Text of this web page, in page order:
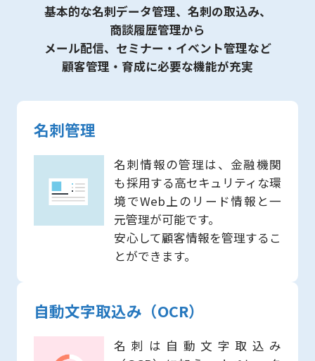
基本的な名刺データ管理、名刺の取込み、
商談履歴管理から
メール配信、セミナー・イベント管理など
顧客管理・育成に必要な機能が充実
名刺管理
名刺情報の管理は、金融機関
も採用する高セキュリティな環
境でWeb上のリード情報と一
元管理が可能です。
安心して顧客情報を管理するこ
とができます。
自動文字取込み（OCR）
名刺は自動文字取込み